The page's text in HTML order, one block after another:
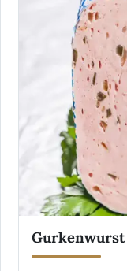
Gurkenwurst